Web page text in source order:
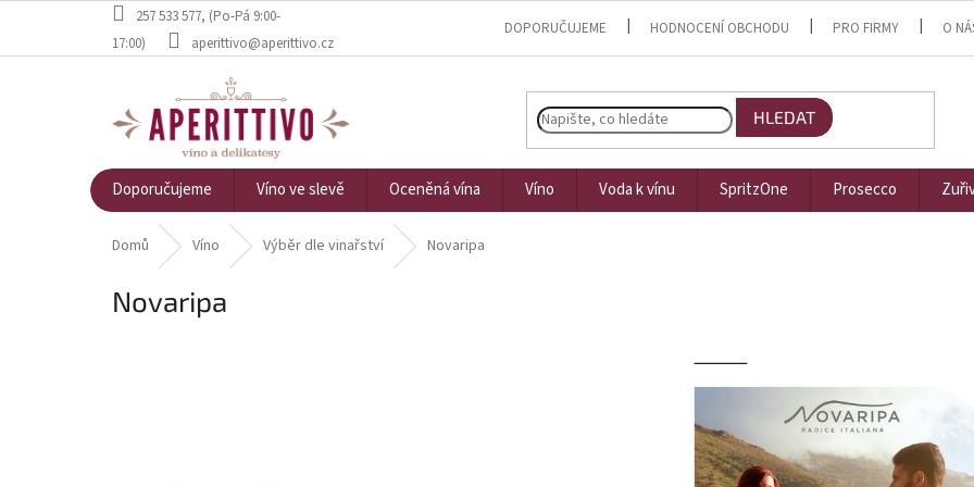
257 533 577, (Po-Pá 9:00-
17:00)
aperittivo@aperittivo.cz
DOPORUČUJEME HODNOCENÍ OBCHODU PRO FIRMY O
HLEDAT
Doporučujeme Víno ve slevě Oceněná vína Víno Voda k vínu SpritzOne Prosecco
Domů Víno Výběr dle vinařství Novaripa
Novaripa